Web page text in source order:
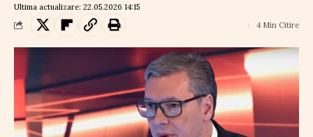
Ultima actualizare: 22.05.2026 14:15
4 Min Citire